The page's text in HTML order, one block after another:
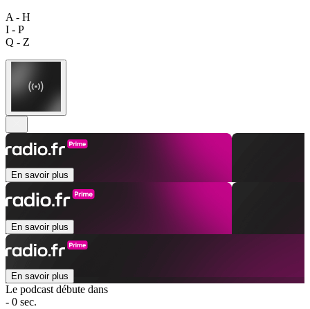
A - H
I - P
Q - Z
En savoir plus
En savoir plus
En savoir plus
Le podcast débute dans
- 0 sec.